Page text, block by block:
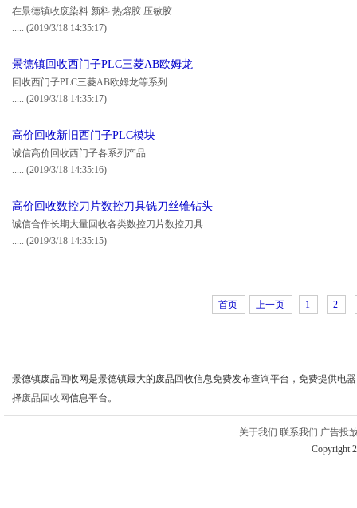
在景德镇收废染料 颜料 热熔胶 压敏胶
..... (2019/3/18 14:35:17)
景德镇回收西门子PLC三菱AB欧姆龙
回收西门子PLC三菱AB欧姆龙等系列
..... (2019/3/18 14:35:17)
高价回收新旧西门子PLC模块
诚信高价回收西门子各系列产品
..... (2019/3/18 14:35:16)
高价回收数控刀片数控刀具铣刀丝锥钻头
诚信合作长期大量回收各类数控刀片数控刀具
..... (2019/3/18 14:35:15)
首页 上一页 1 2
景德镇废品回收网是景德镇最大的废品回收信息免费发布查询平台，免费提供电
择废品回收网信息平台。
关于我们 联系我们 广告投
Copyright